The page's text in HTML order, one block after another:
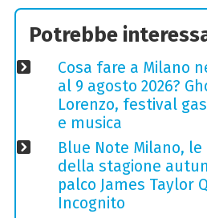
Potrebbe
Cosa fare a Milano
al 9 agosto 2026?
Lorenzo, festival
e musica
Blue Note Milano, le
della stagione
palco James Taylor
Incognito